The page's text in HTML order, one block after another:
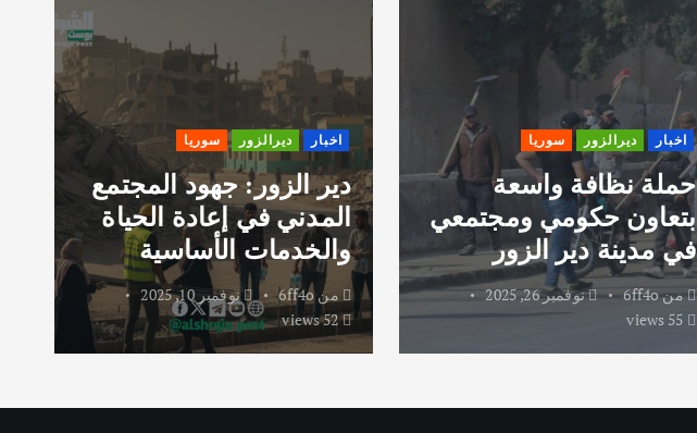
اخبار ديرالزور سوريا
حملة نظافة واسعة
بتعاون حكومي ومجتمعي
في مدينة دير الزور
من6ff4o
نوفمبر 26, 2025
اخبار ديرالزور سوريا
دير الزور: جهود المجتمع
المدني في إعادة الحياة
والخدمات الأساسية
من6ff4o
نوفمبر 10, 2025
52 views